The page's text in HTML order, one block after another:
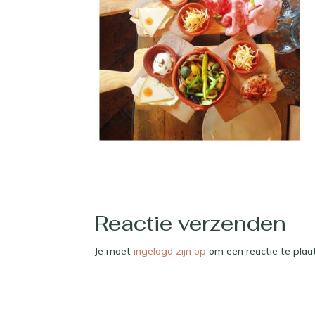
Reactie verzenden
Je moetingelogd zijn op om een reactie te